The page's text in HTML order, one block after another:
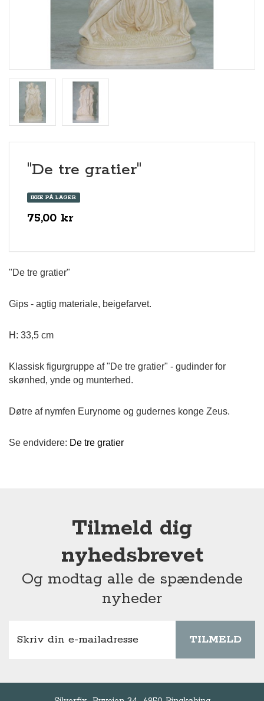
"De tre gratier"
IKKE PÅ LAGER
75,00 kr
"De tre gratier"
Gips - agtig materiale, beigefarvet.
H: 33,5 cm
Klassisk figurgruppe af "De tre gratier" - gudinder for
skønhed, ynde og munterhed.
Døtre af nymfen Eurynome og gudernes konge Zeus.
Se endvidere: De tre gratier
Tilmeld dig
nyhedsbrevet
Og modtag alle de spændende
nyheder
TILMELD